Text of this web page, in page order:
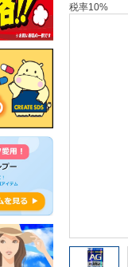
税率10%